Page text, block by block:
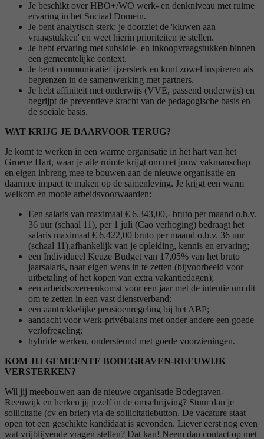
Je beschikt over HBO+/WO werk- en denkniveau met ruime
ervaring in het Sociaal Domein.
Je bent analytisch sterk: je doorziet de 'kluwen aan
vraagstukken' en weet hierin prioriteiten te stellen.
Je hebt ervaring met subsidie- en inkoopvraagstukken binnen
een gemeentelijke context.
Je bent communicatief ijzersterk en kunt zowel inspireren als
begrenzen in de samenwerking met partners.
Je hebt affiniteit met onderwijs (VVE, passend onderwijs) en
begrijpt de preventieve kracht van de pedagogische basis en
de sociale basis.
WAT KRIJG JE DAARVOOR TERUG?
Je komt te werken in een warme organisatie in het hart van het
Groene Hart, waar je alle ruimte krijgt om met jouw vakmanschap
en eigen inbreng mee te bouwen aan de nieuwe organisatie en
daarmee impact te maken op de samenleving. Je krijgt een warm
welkom en mooie arbeidsvoorwaarden:
Een salaris van maximaal € 6.343,00,- bruto per maand o.b.v.
36 uur (schaal 11), per 1 juli (Cao verhoging) bedraagt het
salaris maximaal € 6.422,00 bruto per maand o.b.v. 36 uur
(schaal 11),afhankelijk van je opleiding, kennis en ervaring;
een Individueel Keuze Budget van 17,05% van het bruto
jaarsalaris, naar eigen wens in te zetten (bijvoorbeeld voor
uitbetaling of het kopen van extra vakantiedagen);
een arbeidsovereenkomst voor een jaar met de intentie om dit
om te zetten in een vast dienstverband;
een aantrekkelijke pensioenregeling bij het ABP;
aandacht voor werk-privébalans met onder andere een goede
verlofregeling;
hybride werken, ondersteund met goede voorzieningen.
KOM JIJ GEMEENTE BODEGRAVEN-REEUWIJK
VERSTERKEN?
Wil jij meebouwen aan de nieuwe organisatie Bodegraven-
Reeuwijk en herken jij jezelf in de omschrijving? Stuur dan je
sollicitatie (cv en brief) via de sollicitatiebutton. De vacature staat
open tot een geschikte kandidaat is gevonden. Liever eerst nog even
wat vrijblijvende vragen stellen? Dat kan! Neem dan contact op met